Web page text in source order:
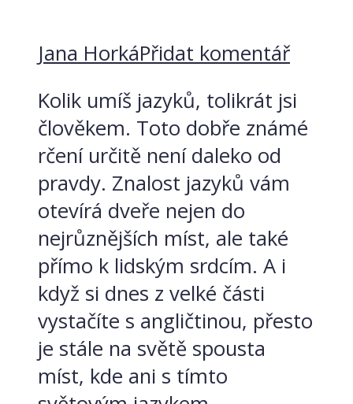
Jana HorkáPřidat komentář
Kolik umíš jazyků, tolikrát jsi
člověkem. Toto dobře známé
rčení určitě není daleko od
pravdy. Znalost jazyků vám
otevírá dveře nejen do
nejrůznějších míst, ale také
přímo k lidským srdcím. A i
když si dnes z velké části
vystačíte s angličtinou, přesto
je stále na světě spousta
míst, kde ani s tímto